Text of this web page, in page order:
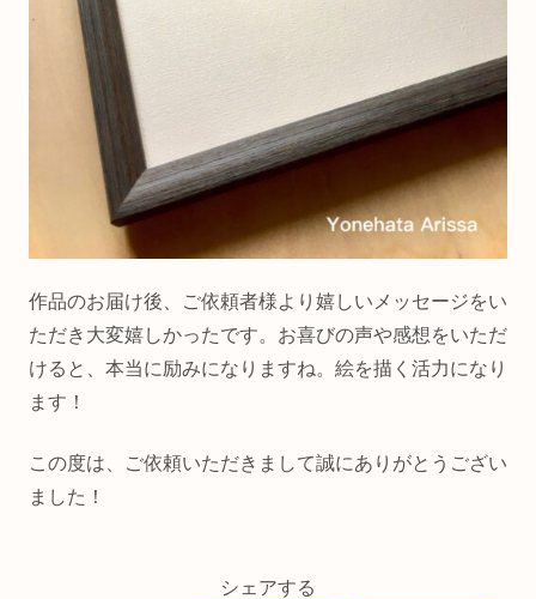
作品のお届け後、ご依頼者様より嬉しいメッセージをい
ただき大変嬉しかったです。お喜びの声や感想をいただ
けると、本当に励みになりますね。絵を描く活力になり
ます！
この度は、ご依頼いただきまして誠にありがとうござい
ました！
シェアする